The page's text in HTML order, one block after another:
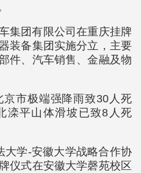
集团有限公司在重庆挂牌
装备集团实施分立，主要
件、汽车销售、金融及物
市极端强降雨致30人死
滦平山体滑坡已致8人死
大学-安徽大学战略合作协
仪式在安徽大学磬苑校区